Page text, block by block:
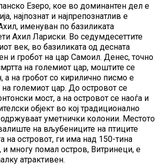
Езеро, кое во доминантен дел е
најпознат и најпрепознатлив е
именуван по базиликата
Ахил Лариски. Во седумдесеттите
век, во базиликата од десната
и гробот на цар Самоил. Денес, точно
на големиот цар, моштите се
а на гробот со кирилично писмо е
големиот цар. До островот се
мост, а на островот се наоѓа и
објект во кој традиционално
одржуваат уметнички колонии. Местото
на вљубениците на птиците
на островот, ги има над 150-тина
и многу помал остров, Витринеци, е
атрактивен.